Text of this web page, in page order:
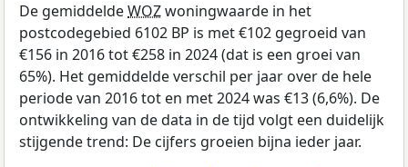
De gemiddeldeWOZwoningwaarde in het
postcodegebied 6102 BP is met €102 gegroeid van
€156 in 2016 tot €258 in 2024 (dat is een groei van
65%). Het gemiddelde verschil per jaar over de hele
periode van 2016 tot en met 2024 was €13 (6,6%). De
ontwikkeling van de data in de tijd volgt een duidelijk
stijgende trend: De cijfers groeien bijna ieder jaar.